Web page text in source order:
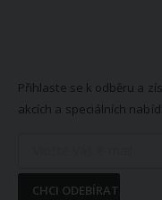
Přihlaste se k odběru a
akcích a speciálních
CHCI ODEBÍRAT